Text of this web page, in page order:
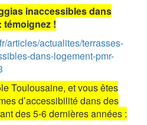
inaccessibles dans
témoignez !
articles/actualites/terrasses-
dans-logement-pmr-
Toulousaine, et vous êtes
d’accessibilité dans des
des 5-6 dernières années :